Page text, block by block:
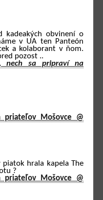
kadeakých obvinení o
v UA ten Panteón
a kolaborant v ňom.
pozost ..
nech sa pripraví na
priateľov Mošovce @
hrala kapela The
?
priateľov Mošovce @